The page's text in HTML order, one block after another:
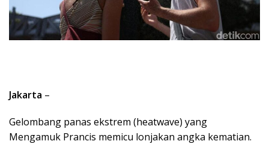
Jakarta –
Gelombang panas ekstrem (heatwave) yang
Mengamuk Prancis memicu lonjakan angka kematian.